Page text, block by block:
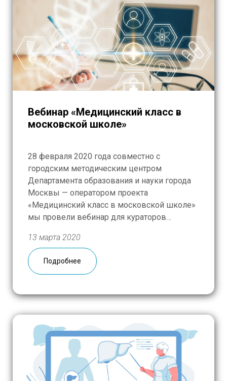
Вебинар «Медицинский класс в
московской школе»
28 февраля 2020 года совместно с
городским методическим центром
Департамента образования и науки города
Москвы — оператором проекта
«Медицинский класс в московской школе»
мы провели вебинар для кураторов
возможностях добровольчества в
медицинских учреждениях года для
молодых людей, желающих связать свою
жизнь с медициной. Помощь пациентам
погружением наших […]
13 марта 2020
Подробнее